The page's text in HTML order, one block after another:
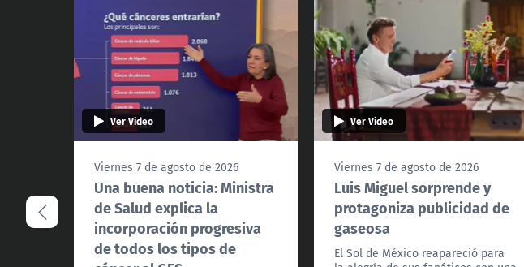
Ver Video
Viernes 7 de agosto de 2026
Una buena noticia: Ministra
de Salud explica la
incorporación progresiva
de todos los tipos de
Ver Video
Viernes 7 de agosto de 2026
Luis Miguel sorprende y
protagoniza publicidad de
gaseosa
El Sol de México reapareció para